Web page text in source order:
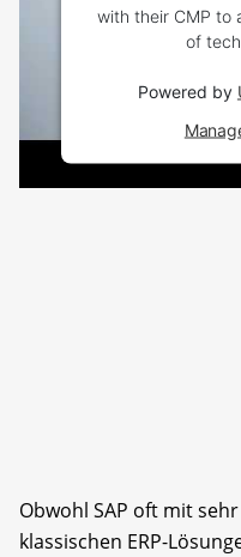
with their CMP to
of
Powered by
Obwohl SAP oft mit
klassischen ERP-